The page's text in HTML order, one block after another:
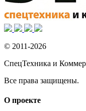
© 2011-2026
СпецТехника и
Все права защищены.
О проекте